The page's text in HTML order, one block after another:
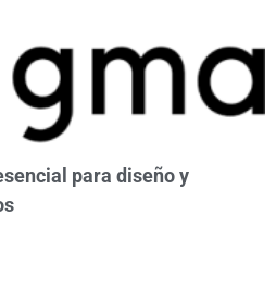
para diseño y